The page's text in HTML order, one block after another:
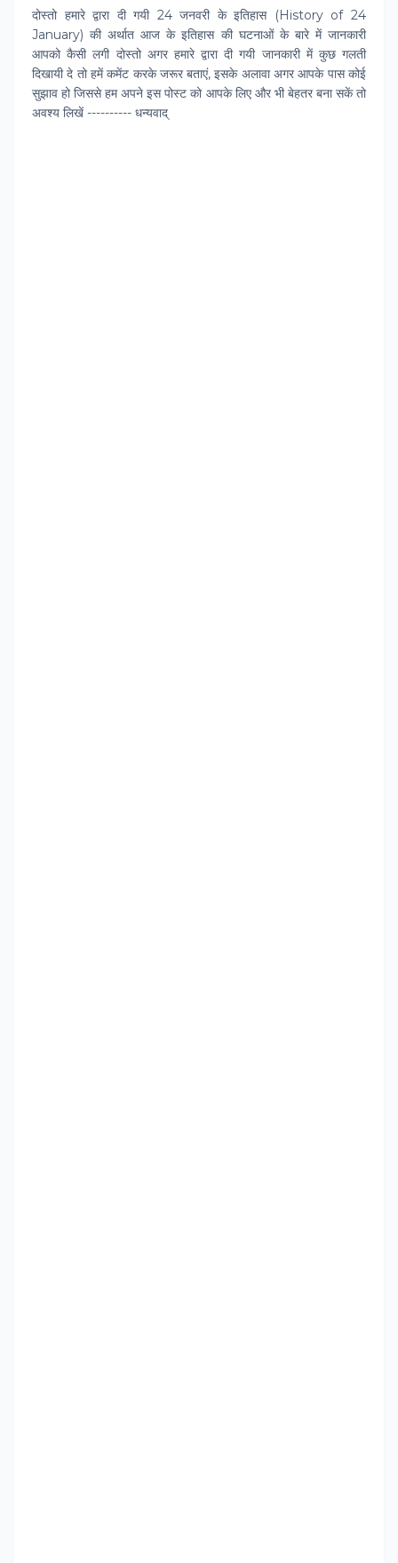
दोस्‍तो हमारे द्वारा दी गयी 24 जनवरी के इतिहास (History of 24
January) की अर्थात आज के इतिहास की घटनाओं के बारे में जानकारी
आपको कैसी लगी दोस्‍तो अगर हमारे द्वारा दी गयी जानकारी में कुछ गलती
दिखायी दे तो हमें कमेंट करके जरूर बताएं, इसके अलावा अगर आपके पास कोई
सुझाव हो जिससे हम अपने इस पोस्‍ट को आपके लिए और भी बेहतर बना सकें तो
अवश्‍य लिखें ---------- धन्यवाद्